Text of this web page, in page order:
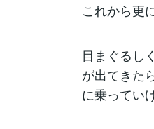
これから更
目まぐるし
が出てきた
に乗ってい